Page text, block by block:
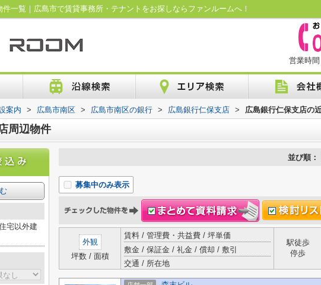
一覧｜広島市で賃貸事務所・テナントをお探しならファンルームへ！
営業時
案内 > 広島市南区 > 広島市南区の銀行 > 広島銀行仁保支店 > 広島銀行仁保支店の
周辺物件
並び順：
募集中のみ表示
外観
坪数 / 面積
賃料 / 管理費・共益費 / 坪単価
敷金 / 保証金 / 礼金 / 償却 / 敷引
交通 / 所在地
駅徒歩
停歩
宅以外建